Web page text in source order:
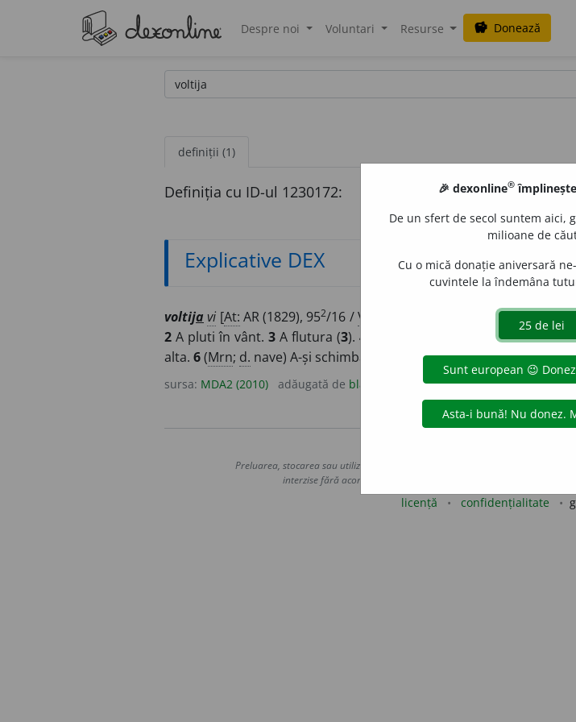
Despre noi Voluntari Resurse savings Donează
definiții (1)
Definiția cu ID-ul 1230172:
Explicative DEX
voltija vi [At: AR (1829), 952/16 /V: z/E:fr
2 A pluti în vânt. 3A flutura (3). 4 insecte, păsări) A zbura de
alta. 6(Mrn; d. nave) A-și schimba direcția provei.
sursa: MDA2 (2010) adăugată de blaurb. acțiuni
Preluarea, stocarea sau utilizarea datelor de pe acest site, inclusiv prin orice
interzise fără acordul nostru prealabil scris, cu excepția seturilor
licență confidențialitate
🎉 dexonline®
De un sfert de secol suntem aici,
milioane de
Cu o mică donație aniversară
cuvintele la îndemâna